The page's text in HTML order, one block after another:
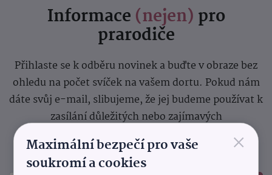
Informace (nejen) pro
prarodiče
Přihlaste se k odběru novinek a buďte v obraze bez
ohledu na počet svíček na vašem dortu. Pokud nám
dáte svůj e-mail, slibujeme, že jej budeme používat k
zasílání důležitých nebo zajímavých
Prosíme, zkontrolujte si svoji emailovou
schránku, kam jsme poslali potvrzovací e-mail.
×
Maximální bezpečí pro vaše
soukromí a cookies